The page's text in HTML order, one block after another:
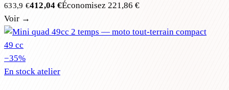
633,9 €412,04 €Économisez221,86 €
Voir →
49 cc
−35%
En stock atelier